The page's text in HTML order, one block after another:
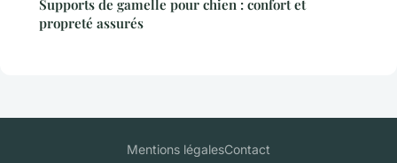
Supports de gamelle pour chien : confort et
propreté assurés
Mentions légalesContact